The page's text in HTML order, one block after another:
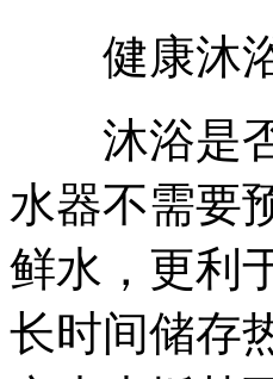
健康沐
沐浴是否
水器不需要
鲜水，更利
长时间储存